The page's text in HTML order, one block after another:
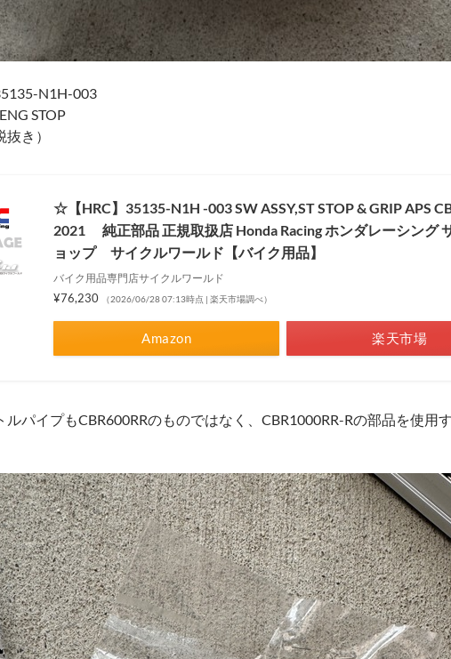
N1H-003
STOP
き）
☆【HRC】35135-N1H -003 SW ASSY,ST STOP & GRIP APS
2021 純正部品 正規取扱店 Honda Racing ホンダレーシング
ョップ サイクルワールド【バイク用品】
バイク用品専門店サイクルワールド
¥76,230 （2026/06/28 07:13時点 | 楽天市場調べ）
Amazon 楽天市場
ルパイプもCBR600RRのものではなく、CBR1000RR-Rの部品を使用